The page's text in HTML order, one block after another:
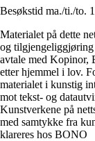
Besøkstid ma./ti./to.
Materialet på dette
og tilgjengeliggjøring
avtale med Kopinor,
etter hjemmel i lov.
materialet i kunstig
mot tekst- og
Kunstverkene på
med samtykke fra
klareres hos BONO